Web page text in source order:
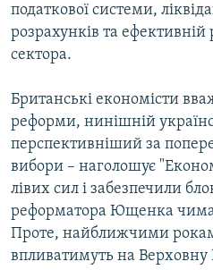
податкової системи,
розрахунків та ефективній
сектора.
Британські економісти
реформи, нинішній
перспективніший за
вибори – наголошує
лівих сил і забезпечили
реформатора Ющенка
Проте, найближчими
впливатимуть на Верховну